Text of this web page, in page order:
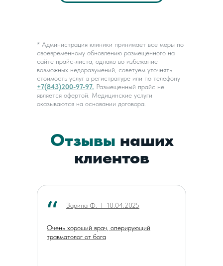
* Администрация клиники принимает все меры по
своевременному обновлению размещенного на
сайте прайс-листа, однако во избежание
возможных недоразумений, советуем уточнять
стоимость услуг в регистратуре или по телефону
+7(843)200-97-97. Размещенный прайс не
является офертой. Медицинские услуги
оказываются на основании договора.
Отзывы наших
клиентов
Зарина Ф. ӏ 10.04.2025
Очень хороший врач, оперирующий
травматолог от бога